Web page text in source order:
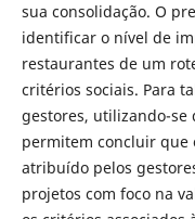
sua consolidação. O
identificar o nível de
restaurantes de um
critérios sociais. Para
gestores, utilizando-se
permitem concluir que
atribuído pelos
projetos com foco na